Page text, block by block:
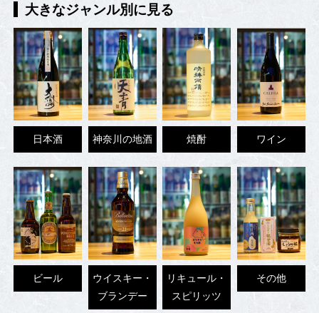
大きなジャンル別に見る
日本酒 神奈川の地酒 焼酎 ワイン
ビール
ウイスキー・
ブランデー
リキュール・
スピリッツ
その他